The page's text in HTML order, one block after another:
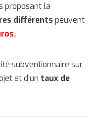
proposant la
différents peuvent
subventionnaire sur
et d'un taux de